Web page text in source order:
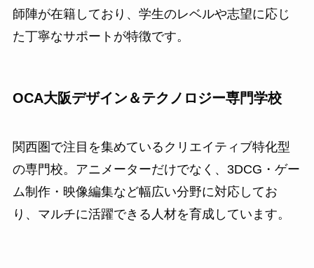
師陣が在籍しており、学生のレベルや志望に応じ
た丁寧なサポートが特徴です。
OCA大阪デザイン＆テクノロジー専門学校
関西圏で注目を集めているクリエイティブ特化型
の専門校。アニメーターだけでなく、3DCG・ゲー
ム制作・映像編集など幅広い分野に対応してお
り、マルチに活躍できる人材を育成しています。